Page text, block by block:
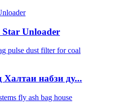
Star Unloader
набзи ду...